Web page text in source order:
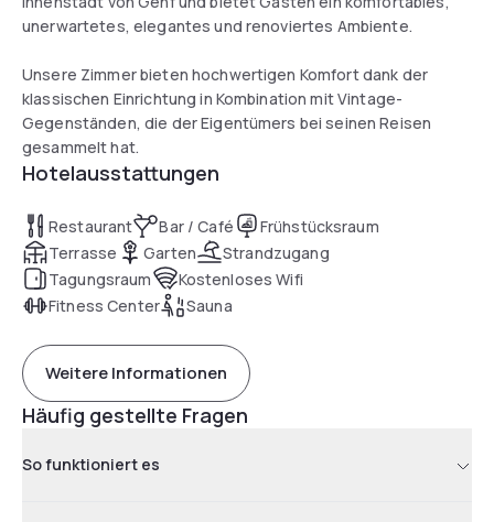
unerwartetes, elegantes und renoviertes Ambiente.
Unsere Zimmer bieten hochwertigen Komfort dank der
klassischen Einrichtung in Kombination mit Vintage-
Gegenständen, die der Eigentümers bei seinen Reisen
gesammelt hat.
Hotelausstattungen
Restaurant Bar / Café
Frühstücksraum
Terrasse
Garten
Strandzugang
Tagungsraum
Kostenloses Wifi
Fitness Center
Sauna
Weitere Informationen
Häufig gestellte Fragen
So funktioniert es